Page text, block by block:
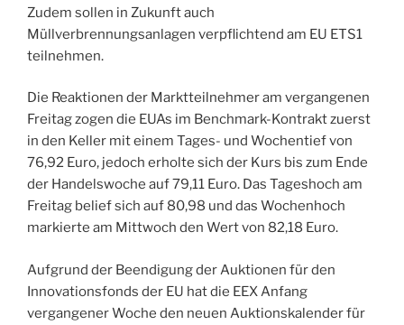
Zudem sollen in Zukunft auch
Müllverbrennungsanlagen verpflichtend am EU ETS1
teilnehmen.
Die Reaktionen der Marktteilnehmer am vergangenen
Freitag zogen die EUAs im Benchmark-Kontrakt zuerst
in den Keller mit einem Tages- und Wochentief von
76,92 Euro, jedoch erholte sich der Kurs bis zum Ende
der Handelswoche auf 79,11 Euro. Das Tageshoch am
Freitag belief sich auf 80,98 und das Wochenhoch
markierte am Mittwoch den Wert von 82,18 Euro.
Aufgrund der Beendigung der Auktionen für den
Innovationsfonds der EU hat die EEX Anfang
vergangener Woche den neuen Auktionskalender für